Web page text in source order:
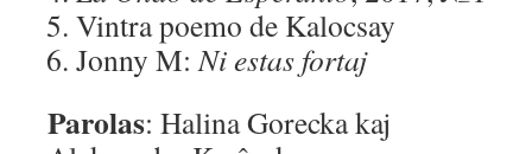
Vintra poemo de Kalocsay
Jonny M:Ni estas fortaj
Parolas: Halina Gorecka kaj